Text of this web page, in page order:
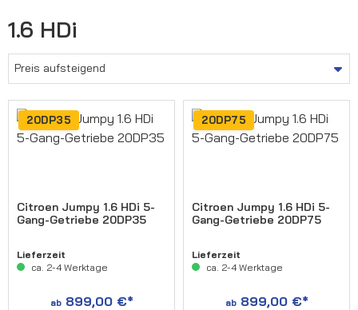
1.6 HDi
20DP35
Citroen Jumpy 1.6 HDi 5-
Gang-Getriebe 20DP35
Lieferzeit
ca. 2-4 Werktage
ab899,00 €*
20DP75
Citroen Jumpy 1.6 HDi 5-
Gang-Getriebe 20DP75
Lieferzeit
ca. 2-4 Werktage
ab899,00 €*